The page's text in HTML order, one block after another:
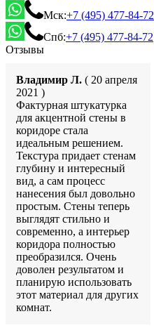
Мск:+7 (495) 477-84-72
Спб:+7 (495) 477-84-72
Отзывы
Владимир Л. ( 20 апреля
2021 )
Фактурная штукатурка
для акцентной стены в
коридоре стала
идеальным решением.
Текстура придает стенам
глубину и интересный
вид, а сам процесс
нанесения был довольно
простым. Стены теперь
выглядят стильно и
современно, а интерьер
коридора полностью
преобразился. Очень
доволен результатом и
планирую использовать
этот материал для других
комнат.